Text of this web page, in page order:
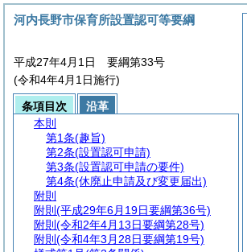
河内長野市保育所設置認可等要綱
平成27年4月1日 要綱第33号
(令和4年4月1日施行)
条項目次
沿革
本則
第1条(趣旨)
第2条(設置認可申請)
第3条(設置認可申請の要件)
第4条(休廃止申請及び変更届出)
附則
附則 (平成29年6月19日要綱第36号)
附則 (令和2年4月13日要綱第28号)
附則 (令和4年3月28日要綱第19号)